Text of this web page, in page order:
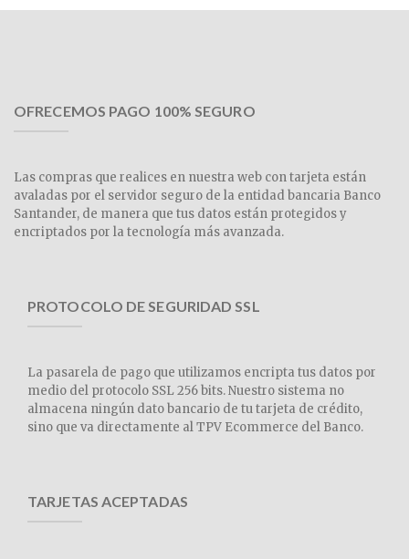
OFRECEMOS PAGO 100% SEGURO
Las compras que realices en nuestra web con tarjeta están
avaladas por el servidor seguro de la entidad bancaria Banco
Santander, de manera que tus datos están protegidos y
encriptados por la tecnología más avanzada.
PROTOCOLO DE SEGURIDAD SSL
La pasarela de pago que utilizamos encripta tus datos por
medio del protocolo SSL 256 bits. Nuestro sistema no
almacena ningún dato bancario de tu tarjeta de crédito,
sino que va directamente al TPV Ecommerce del Banco.
TARJETAS ACEPTADAS